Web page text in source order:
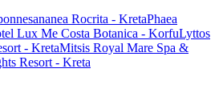
ananea Rocrita - KretaPhaea
Lux Me Costa Botanica - KorfuLyttos
- KretaMitsis Royal Mare Spa &
Resort - Kreta